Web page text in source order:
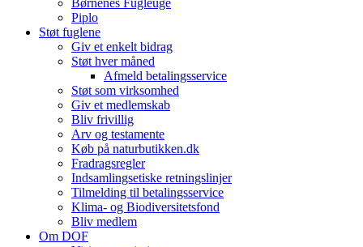
Børnenes Fugleuge
Piplo
Støt fuglene
Giv et enkelt bidrag
Støt hver måned
Afmeld betalingsservice
Støt som virksomhed
Giv et medlemskab
Bliv frivillig
Arv og testamente
Køb på naturbutikken.dk
Fradragsregler
Indsamlingsetiske retningslinjer
Tilmelding til betalingsservice
Klima- og Biodiversitetsfond
Bliv medlem
Om DOF